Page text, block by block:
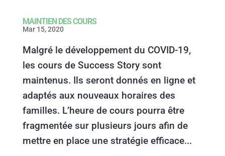
MAINTIEN DES COURS
Mar 15, 2020
Malgré le développement du COVID-19,
les cours de Success Story sont
maintenus. Ils seront donnés en ligne et
adaptés aux nouveaux horaires des
familles. L’heure de cours pourra être
fragmentée sur plusieurs jours afin de
mettre en place une stratégie efficace...